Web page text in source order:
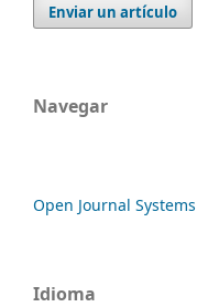
Enviar un artículo
Navegar
Open Journal Systems
Idioma